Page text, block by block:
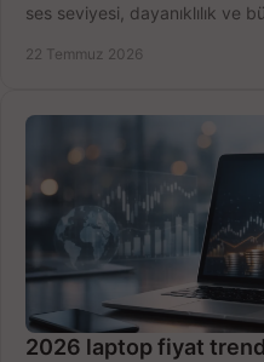
ses seviyesi, dayanıklılık ve
22 Temmuz 2026
2026 laptop fiyat